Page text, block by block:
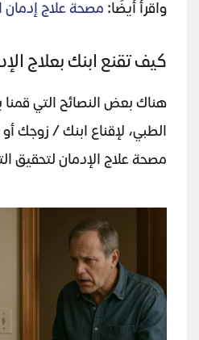
واقرأ أيضًا: مصحة علاج
كيف تقنع ابنك بعلاج
هناك بعض النصائح التي قمنا
الطبي، لإقناع ابنك / زوجك
مصحة علاج الإدمان لتحقيق